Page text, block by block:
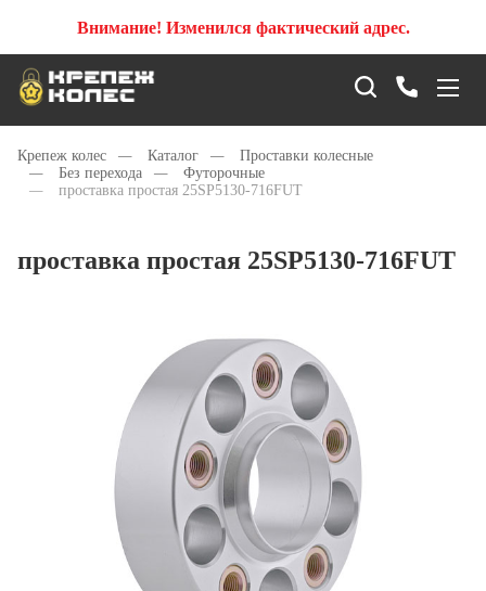
Внимание! Изменился фактический адрес.
Крепеж колес — Каталог —
Проставки колесные
—
Без перехода —
Футорочные
—
проставка простая 25SP5130-716FUT
проставка простая 25SP5130-716FUT